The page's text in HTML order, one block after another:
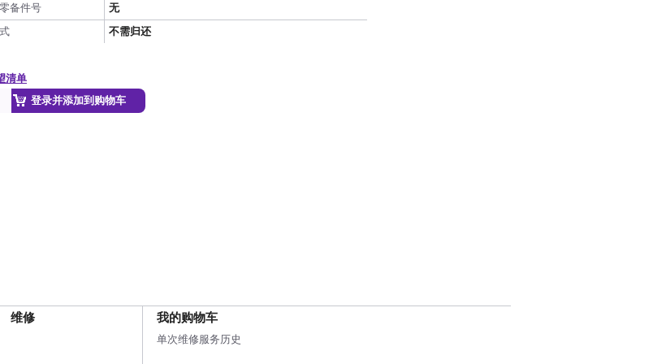
备件号
无
不需归还
清单
登录并添加到购物车
维修 我的购物车
单次维修服务历史